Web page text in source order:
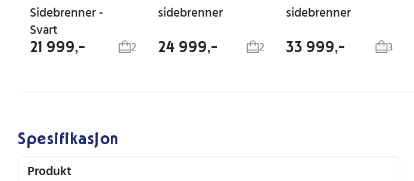
Sidebrenner -
Svart
21 999,- 2
sidebrenner
24 999,- 2
sidebrenner
33 999,- 3
Spesifikasjon
Produkt